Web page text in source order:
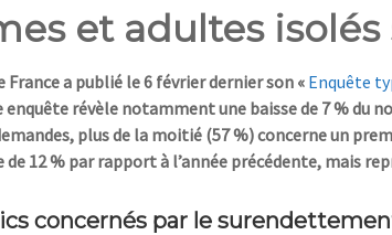
et adultes
France a publié le 6 février dernier son « Enquête
enquête révèle notamment une baissede 7 %du
, plus de la moitié (57%)concerne un
de 12% par rapport à l’année précédente, mais
concernés par le